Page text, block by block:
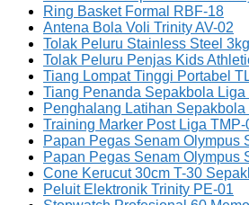
Ring Basket Formal RBF-18
Antena Bola Voli Trinity AV-02
Tolak Peluru Stainless Steel
Tolak Peluru Penjas Kids
Tiang Lompat Tinggi Portabel
Tiang Penanda Sepakbola Liga
Penghalang Latihan
Training Marker Post Liga TMP-
Papan Pegas Senam Olympus
Papan Pegas Senam Olympus
Cone Kerucut 30cm T-30
Peluit Elektronik Trinity PE-01